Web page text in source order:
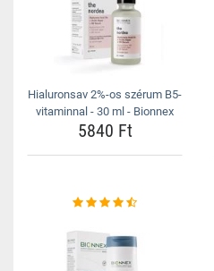
Hialuronsav 2%-os szérum B5-
vitaminnal - 30 ml - Bionnex
5840 Ft